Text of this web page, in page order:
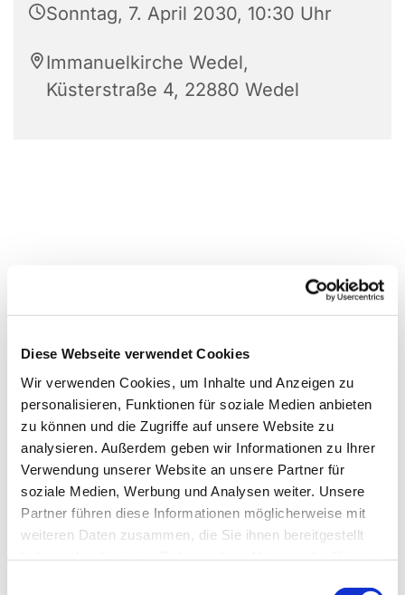
Diese Webseite verwendet Cookies
Wir verwenden Cookies, um Inhalte und Anzeigen zu
personalisieren, Funktionen für soziale Medien anbieten
zu können und die Zugriffe auf unsere Website zu
analysieren. Außerdem geben wir Informationen zu Ihrer
Verwendung unserer Website an unsere Partner für
soziale Medien, Werbung und Analysen weiter. Unsere
Partner führen diese Informationen möglicherweise mit
weiteren Daten zusammen, die Sie ihnen bereitgestellt
Sonntag, 7. April 2030, 10:30 Uhr
Immanuelkirche Wedel,
Küsterstraße 4, 22880 Wedel
Dies könnte Sie auch
interessieren